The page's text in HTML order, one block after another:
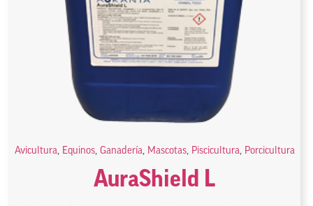
Avicultura, Equinos, Ganadería, Mascotas, Piscicultura, Porcicultura
AuraShield L